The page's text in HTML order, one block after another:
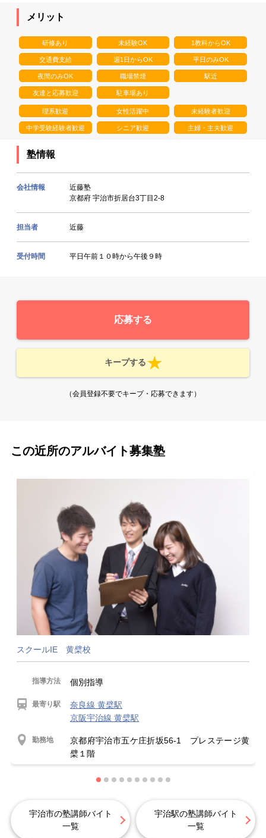
メリット
研修あり 未経験OK 1教科からOK
交通費支給 週1日からOK 平日のみOK
夜間のみOK 職場禁煙 駅近
友達と応募歓迎 駐車場あり
理系歓迎 女性活躍中 未経験者歓迎
中学受験経験者歓迎 シニア歓迎 主婦・主夫歓迎
塾情報
会社情報
近藤塾
京都府 宇治市折居台3丁目2-8
担当者 近藤
受付時間 平日午前１０時から午後９時
応募する
キープする
（会員登録不要でキープ・応募できます）
この近所のアルバイト募集塾
スクールIE 黄檗校
指導方法 個別指導
最寄り駅
奈良線 黄檗駅
京阪宇治線 黄檗駅
勤務地
京都府宇治市五ケ庄折坂56-1 プレステージ黄
檗１階
宇治市の塾講師バイト
一覧
宇治駅の塾講師バイト
一覧